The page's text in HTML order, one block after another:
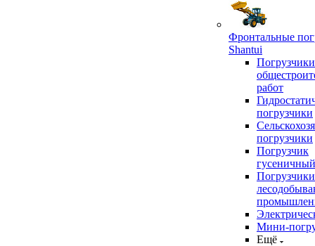
Фронтальные
Shantui
работ
погрузчики
погрузчики
Погрузчик
гусеничный
Мини-
Ещё